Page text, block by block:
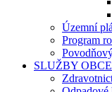
Územní
Program
SLUŽBY OBCE